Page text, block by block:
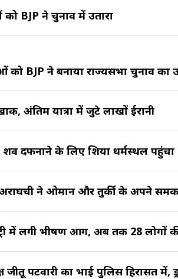
BJP ने चुनाव में उतारा
BJP ने बनाया राज्यसभा चुनाव का
अंतिम यात्रा में जुटे लाखों ईरानी
शव दफनाने के लिए शिया धर्मस्थल पहुंचा
अराघची ने ओमान और तुर्की के अपने
में लगी भीषण आग, अब तक 28 लोगों
जीतू पटवारी का भाई पुलिस हिरासत